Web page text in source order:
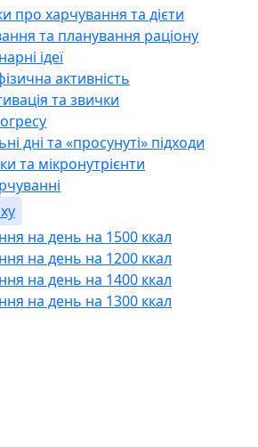
про харчування та дієти
та планування раціону
ідеї
активність
та звички
дні та «просунуті» підходи
та мікронутрієнти
на день на 1500 ккал
на день на 1200 ккал
на день на 1400 ккал
на день на 1300 ккал